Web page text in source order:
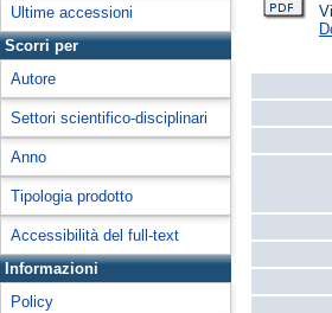
Ultime accessioni
Scorri per
Autore
Settori scientifico-disciplinari
Anno
Tipologia prodotto
Accessibilità del full-text
Informazioni
Policy